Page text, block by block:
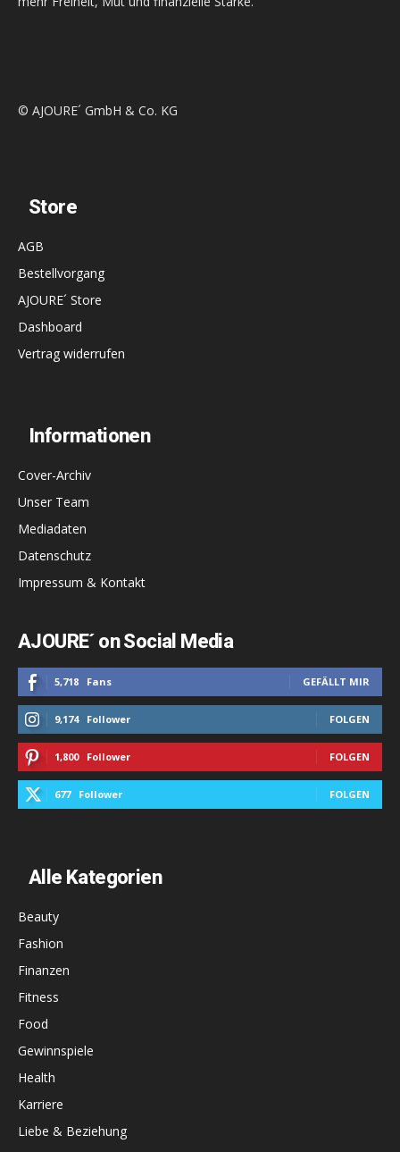
© AJOURE´ GmbH & Co. KG
Store
AGB
Bestellvorgang
AJOURE´ Store
Dashboard
Vertrag widerrufen
Informationen
Cover-Archiv
Unser Team
Mediadaten
Datenschutz
Impressum & Kontakt
AJOURE´ on Social Media
5,718 Fans GEFÄLLT MIR
9,174 Follower FOLGEN
1,800 Follower FOLGEN
677 Follower FOLGEN
Alle Kategorien
Beauty
Fashion
Finanzen
Fitness
Food
Gewinnspiele
Health
Karriere
Liebe & Beziehung